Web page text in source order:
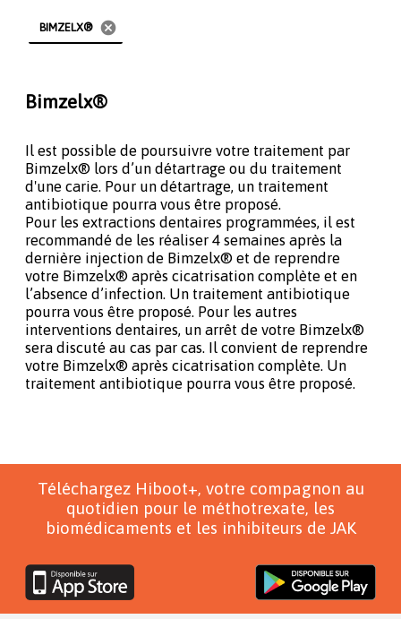
BIMZELX® cancel
Bimzelx®
Il est possible de poursuivre votre traitement par
Bimzelx® lors d’un détartrage ou du traitement
d'une carie. Pour un détartrage, un traitement
antibiotique pourra vous être proposé.
Pour les extractions dentaires programmées, il est
recommandé de les réaliser 4 semaines après la
dernière injection de Bimzelx® et de reprendre
votre Bimzelx® après cicatrisation complète et en
l’absence d’infection. Un traitement antibiotique
pourra vous être proposé. Pour les autres
interventions dentaires, un arrêt de votre Bimzelx®
sera discuté au cas par cas. Il convient de reprendre
votre Bimzelx® après cicatrisation complète. Un
traitement antibiotique pourra vous être proposé.
Téléchargez Hiboot+, votre compagnon au
quotidien pour le méthotrexate, les
biomédicaments et les inhibiteurs de JAK